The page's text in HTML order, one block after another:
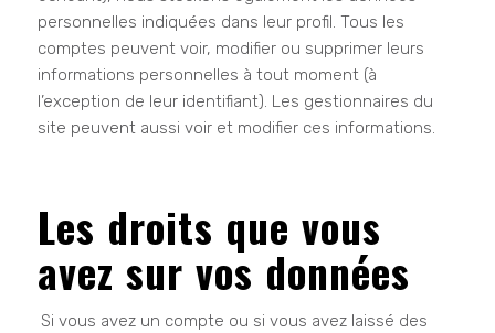
personnelles indiquées dans leur profil. Tous les
comptes peuvent voir, modifier ou supprimer leurs
informations personnelles à tout moment (à
l’exception de leur identifiant). Les gestionnaires du
site peuvent aussi voir et modifier ces informations.
Les droits que vous
avez sur vos données
Si vous avez un compte ou si vous avez laissé des